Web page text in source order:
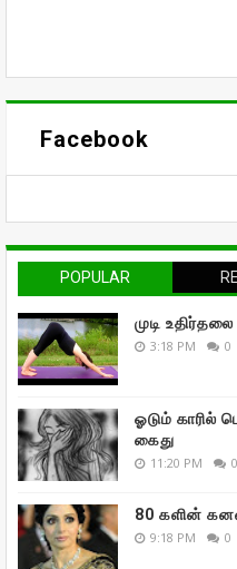
Facebook
POPULAR
முடி
3:18 PM 0
ஓடும் காரில்
கைது
11:20 PM 0
80 களின்
9:18 PM 0